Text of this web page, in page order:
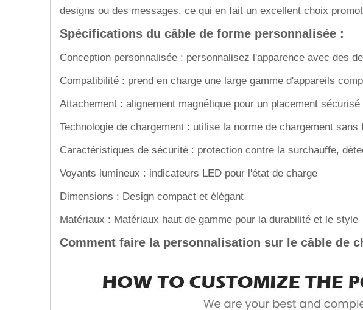
designs ou des messages, ce qui en fait un excellent choix
Spécifications du câble de forme personnalisée :
Conception personnalisée : personnalisez l'apparence avec des
Compatibilité : prend en charge une large gamme d'appareils
Attachement : alignement magnétique pour un placement sécurisé
Technologie de chargement : utilise la norme de chargement sans
Caractéristiques de sécurité : protection contre la surchauffe,
Voyants lumineux : indicateurs LED pour l'état de charge
Dimensions : Design compact et élégant
Matériaux : Matériaux haut de gamme pour la durabilité et le style
Comment faire la personnalisation sur le câble de